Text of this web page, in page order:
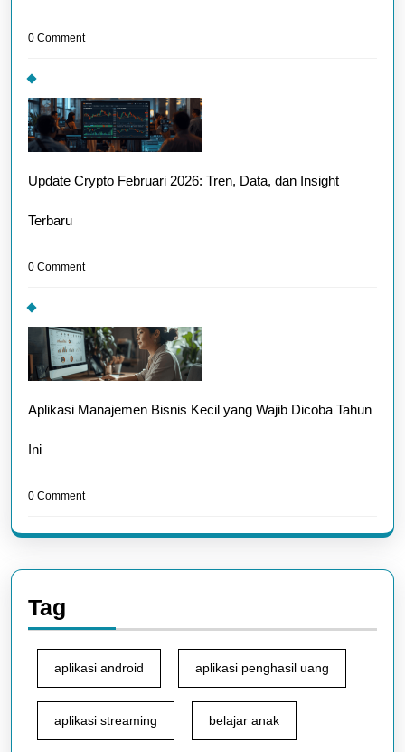
0 Comment
Update Crypto Februari 2026: Tren, Data, dan Insight
Terbaru
0 Comment
Aplikasi Manajemen Bisnis Kecil yang Wajib Dicoba Tahun
Ini
0 Comment
Tag
aplikasi android aplikasi penghasil uang
aplikasi streaming belajar anak